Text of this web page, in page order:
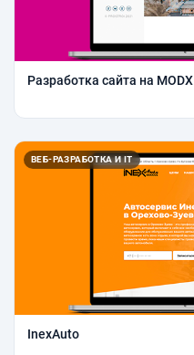
Разработка сайта на MODX
ВЕБ-РАЗРАБОТКА И IT
InexAuto